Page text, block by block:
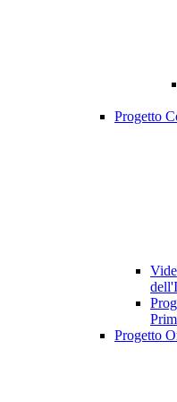
Progetto
Progetto